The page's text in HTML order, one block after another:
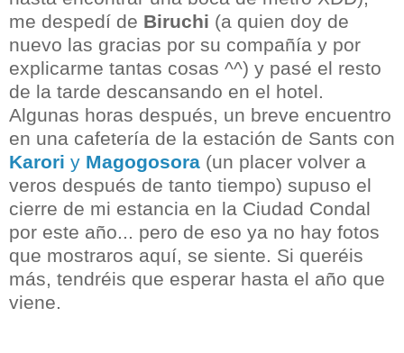
me despedí de Biruchi (a quien doy de
nuevo las gracias por su compañía y por
explicarme tantas cosas ^^) y pasé el resto
de la tarde descansando en el hotel.
Algunas horas después, un breve encuentro
en una cafetería de la estación de Sants con
Karori y Magogosora (un placer volver a
veros después de tanto tiempo) supuso el
cierre de mi estancia en la Ciudad Condal
por este año... pero de eso ya no hay fotos
que mostraros aquí, se siente. Si queréis
más, tendréis que esperar hasta el año que
viene.